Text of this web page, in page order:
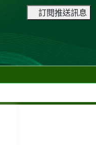
訂閱推送訊息